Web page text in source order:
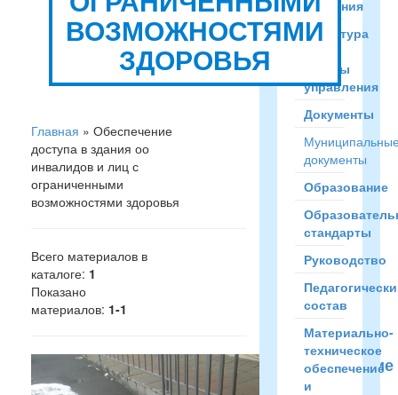
ВОЗМОЖНОСТЯМИ
ЗДОРОВЬЯ
Главная » Обеспечение
доступа в здания оо
инвалидов и лиц с
ограниченными
возможностями здоровья
Всего материалов в
каталоге: 1
Показано
материалов: 1-1
Обеспечение
доступа
сведения
Структура
органы
управления
Документы
документы
Образование
стандарты
Руководство
состав
Материально-
техническое
обеспечение
и